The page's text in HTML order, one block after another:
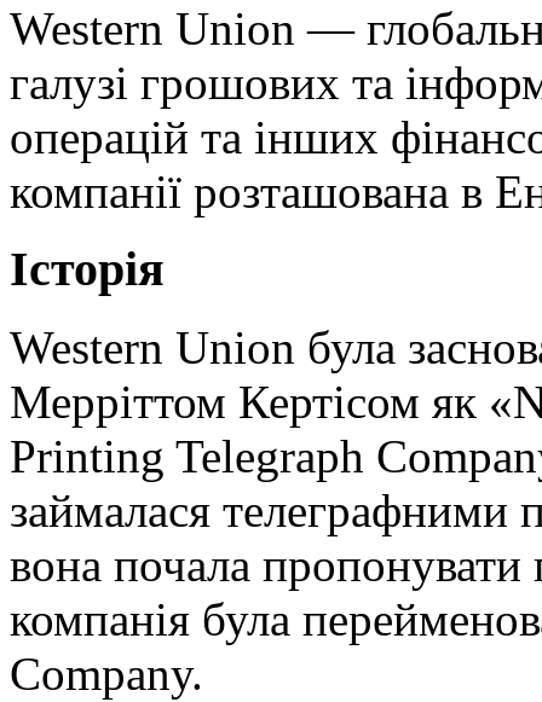
Western Union —
галузі грошових та
операцій та інших
компанії розташована в
Історія
Western Union була
Мерріттом Кертісом як
Printing Telegraph
займалася телеграфними
вона почала
компанія була
Company.